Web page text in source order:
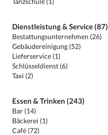
Dienstleistung & Service (87)
Bestattungsunternehmen (26)
Gebäudereinigung (52)
Lieferservice (1)
Schlüsseldienst (6)
Taxi (2)
Essen & Trinken (243)
Bar (14)
Bäckerei (1)
Café (72)